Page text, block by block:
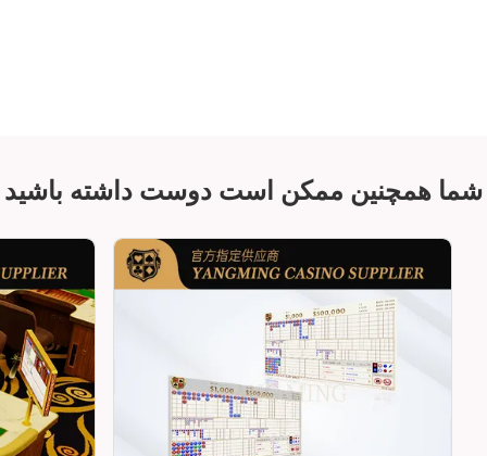
شما همچنین ممکن است دوست داشته باشید